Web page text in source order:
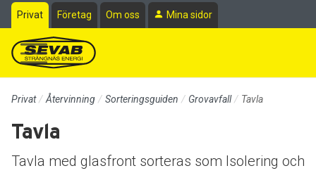
Till sidans huvudinnehåll
Privat Företag Om oss Mina sidor
Privat Återvinning Sorteringsguiden Grovavfall Tavla
Tavla
Tavla med glasfront sorteras som Isolering och